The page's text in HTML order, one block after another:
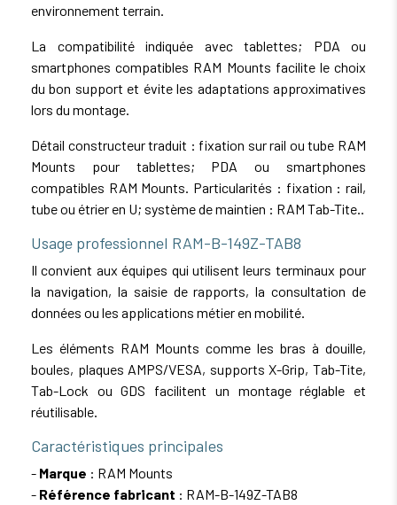
environnement terrain.
La compatibilité indiquée avec tablettes; PDA ou
smartphones compatibles RAM Mounts facilite le choix
du bon support et évite les adaptations approximatives
lors du montage.
Détail constructeur traduit : fixation sur rail ou tube RAM
Mounts pour tablettes; PDA ou smartphones
compatibles RAM Mounts. Particularités : fixation : rail,
tube ou étrier en U; système de maintien : RAM Tab-Tite..
Usage professionnel RAM-B-149Z-TAB8
Il convient aux équipes qui utilisent leurs terminaux pour
la navigation, la saisie de rapports, la consultation de
données ou les applications métier en mobilité.
Les éléments RAM Mounts comme les bras à douille,
boules, plaques AMPS/VESA, supports X-Grip, Tab-Tite,
Tab-Lock ou GDS facilitent un montage réglable et
réutilisable.
Caractéristiques principales
- Marque : RAM Mounts
- Référence fabricant : RAM-B-149Z-TAB8